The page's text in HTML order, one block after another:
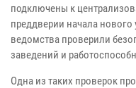
подключены к
преддверии начала нового
ведомства проверили
заведений и
Одна из таких проверок